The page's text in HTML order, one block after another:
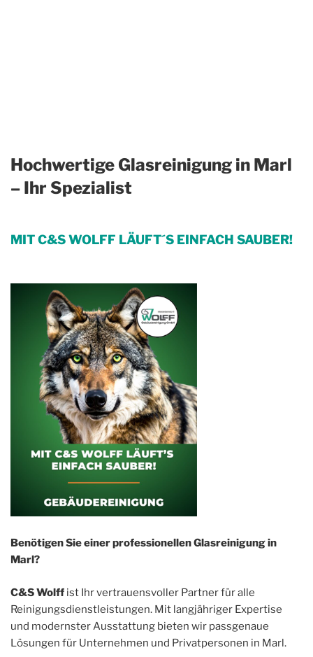
Hochwertige Glasreinigung in Marl
– Ihr Spezialist
MIT C&S WOLFF LÄUFT´S EINFACH SAUBER!
Benötigen Sie einer professionellen Glasreinigung in
Marl?
C&S Wolff ist Ihr vertrauensvoller Partner für alle
Reinigungsdienstleistungen. Mit langjähriger Expertise
und modernster Ausstattung bieten wir passgenaue
Lösungen für Unternehmen und Privatpersonen in Marl.